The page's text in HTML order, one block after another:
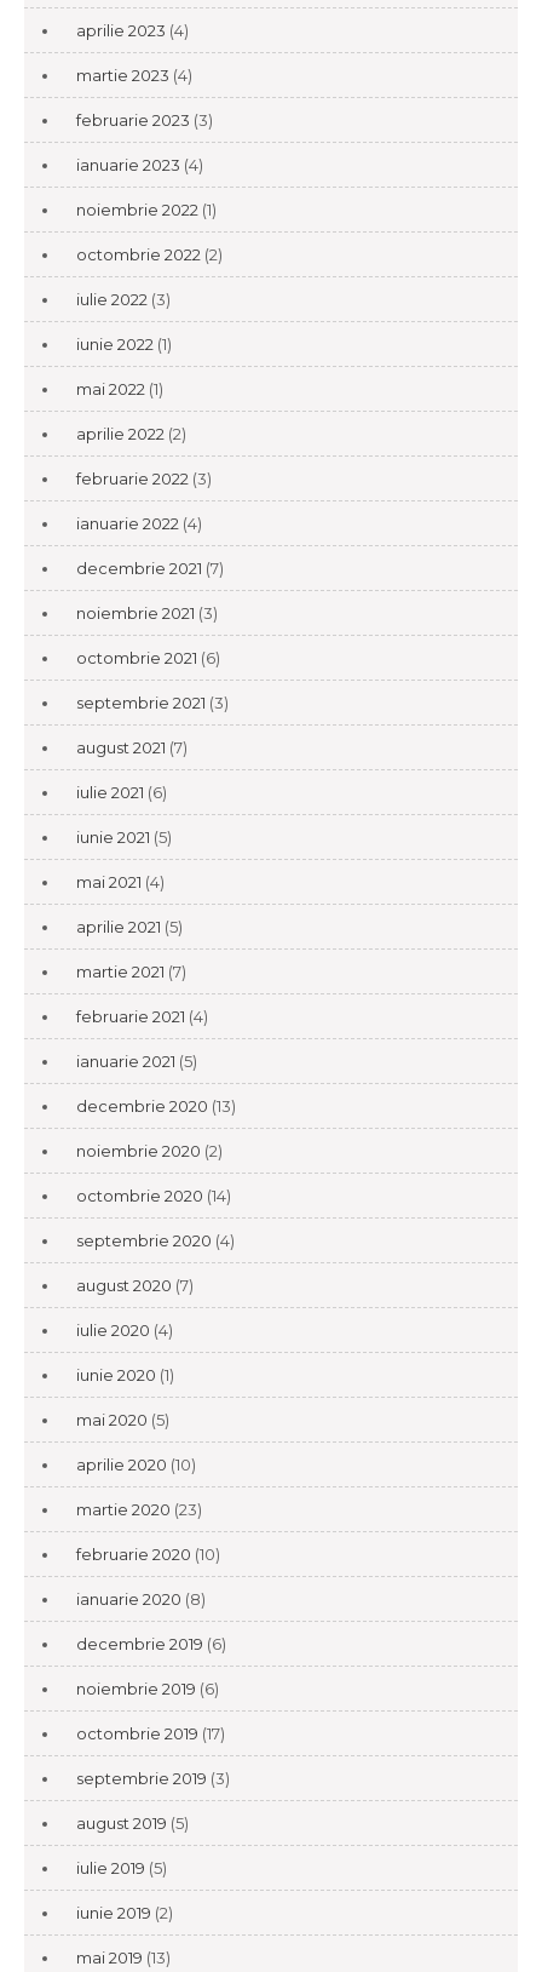
aprilie 2023 (4)
martie 2023 (4)
februarie 2023 (3)
ianuarie 2023 (4)
noiembrie 2022 (1)
octombrie 2022 (2)
iulie 2022 (3)
iunie 2022 (1)
mai 2022 (1)
aprilie 2022 (2)
februarie 2022 (3)
ianuarie 2022 (4)
decembrie 2021 (7)
noiembrie 2021 (3)
octombrie 2021 (6)
septembrie 2021 (3)
august 2021 (7)
iulie 2021 (6)
iunie 2021 (5)
mai 2021 (4)
aprilie 2021 (5)
martie 2021 (7)
februarie 2021 (4)
ianuarie 2021 (5)
decembrie 2020 (13)
noiembrie 2020 (2)
octombrie 2020 (14)
septembrie 2020 (4)
august 2020 (7)
iulie 2020 (4)
iunie 2020 (1)
mai 2020 (5)
aprilie 2020 (10)
martie 2020 (23)
februarie 2020 (10)
ianuarie 2020 (8)
decembrie 2019 (6)
noiembrie 2019 (6)
octombrie 2019 (17)
septembrie 2019 (3)
august 2019 (5)
iulie 2019 (5)
iunie 2019 (2)
mai 2019 (13)